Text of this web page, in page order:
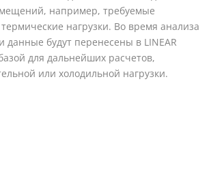
например, требуемые
нагрузки. Во время анализа
данные будут перенесены в LINEAR
для дальнейших расчетов,
или холодильной нагрузки.